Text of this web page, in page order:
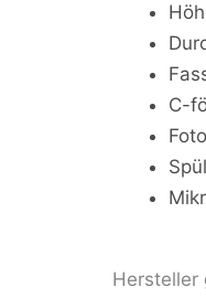
C-
Hersteller